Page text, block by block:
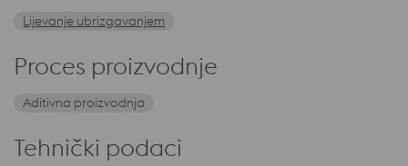
Lijevanje ubrizgavanjem
Proces proizvodnje
Aditivna proizvodnja
Tehnički podaci